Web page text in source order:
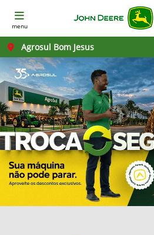
menu
Agrosul Bom Jesus